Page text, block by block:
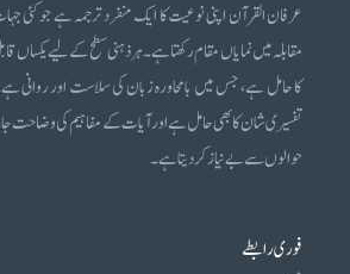
عرفان القرآن اپنی نوعیت کا ایک منفرد ترجمہ ہے جو کئی
مقابلہ میں نمایاں مقام رکھتا ہے۔ ہر ذہنی سطح کے لیے یکساں
کا حامل ہے، جس میں بامحاورہ زبان کی سلاست اور روانی
تفسیری شان کا بھی حامل ہے اور آیات کے مفاہیم کی وضاحت
حوالوں سے بے نیاز کر دیتا ہے۔
فوری رابطے